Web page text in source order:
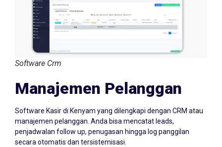
Software Crm
Manajemen Pelanggan
manajemen pelanggan. Anda bisa mencatat leads,
penjadwalan follow up, penugasan hingga log panggilan
secara otomatis dan tersistemisasi.